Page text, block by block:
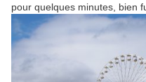
pour quelques minutes, bien